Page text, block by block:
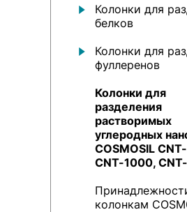
Колонки для
белков
Колонки для
фуллеренов
Колонки для
разделения
растворимых
углеродных
COSMOSIL
CNT-1000,
колонкам